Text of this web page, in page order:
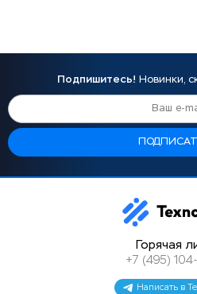
Подпишитесь! Новинки,
Горячая
+7 (495)
Написать в